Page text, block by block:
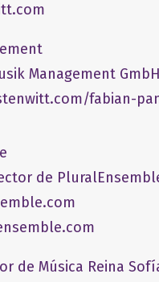
Management GmbH​
fabian-
de
de Música Reina